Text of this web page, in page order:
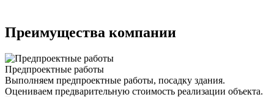
Преимущества компании
Предпроектные работы
Выполняем предпроектные работы, посадку здания.
Оцениваем предварительную стоимость реализации объекта.